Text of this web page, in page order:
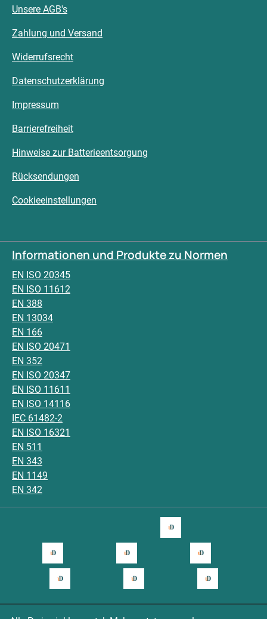
Unsere AGB's
Zahlung und Versand
Widerrufsrecht
Datenschutzerklärung
Impressum
Barrierefreiheit
Hinweise zur Batterieentsorgung
Rücksendungen
Cookieeinstellungen
Informationen und Produkte zu Normen
EN ISO 20345
EN ISO 11612
EN 388
EN 13034
EN 166
EN ISO 20471
EN 352
EN ISO 20347
EN ISO 11611
EN ISO 14116
IEC 61482-2
EN ISO 16321
EN 511
EN 343
EN 1149
EN 342